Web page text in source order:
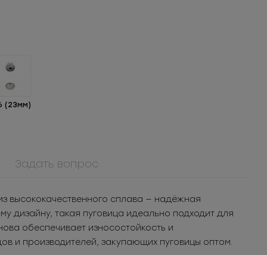
3.05
за шт.
1 525
за уп.
(23мм)
Задать вопрос
высококачественного сплава — надёжная
дизайну, такая пуговица идеально подходит для
обеспечивает износостойкость и
и производителей, закупающих пуговицы оптом.